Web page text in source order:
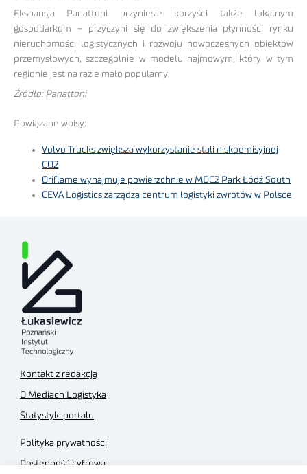
Ekspansja Panattoni przyniesie korzyści także lokalnym
gospodarkom – przyczyni się do zwiększenia płynności rynku
nieruchomości logistycznych i rozwoju nowoczesnych obiektów
przemysłowych, szczególnie w modelu najmowym, który w tym
regionie jest na razie mało popularny.
Źródło: Panattoni
Powiązane wpisy:
Volvo Trucks zwiększa wykorzystanie stali niskoemisyjnej
CO2
Oriflame wynajmuje powierzchnie w MDC2 Park Łódź South
CEVA Logistics zarządza centrum logistyki zwrotów w Polsce
Kontakt z redakcją
O Mediach Logistyka
Statystyki portalu
Polityka prywatności
Dostępność cyfrowa